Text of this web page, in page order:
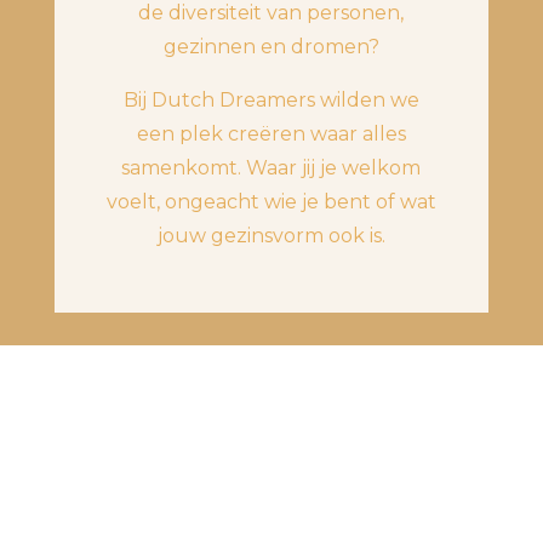
de diversiteit van personen,
gezinnen en dromen?
Bij Dutch Dreamers wilden we
een plek creëren waar alles
samenkomt. Waar jij je welkom
voelt, ongeacht wie je bent of wat
jouw gezinsvorm ook is.